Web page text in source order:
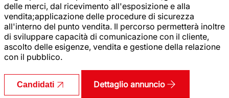
delle merci, dal ricevimento all'esposizione e alla
vendita;applicazione delle procedure di sicurezza
all'interno del punto vendita. Il percorso permetterà inoltre
di sviluppare capacità di comunicazione con il cliente,
ascolto delle esigenze, vendita e gestione della relazione
con il pubblico.
Candidati Dettaglio annuncio